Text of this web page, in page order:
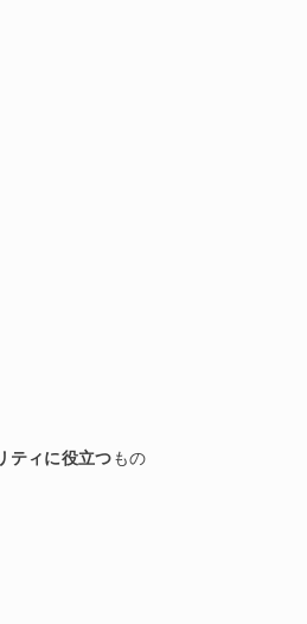
ティに役立つもの